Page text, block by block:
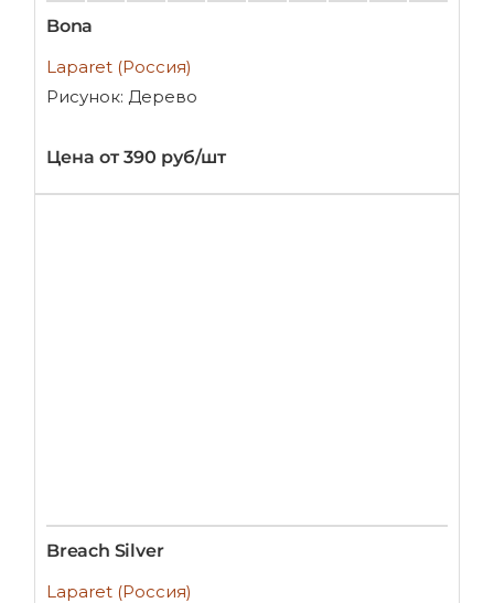
Bona
Laparet (Россия)
Рисунок: Дерево
Цена от 390 руб/шт
Breach Silver
Laparet (Россия)